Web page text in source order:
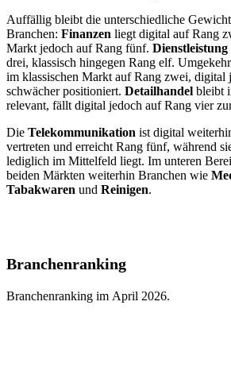
Auffällig bleibt die unterschiedliche
Branchen: Finanzen liegt digital auf Rang
Markt jedoch auf Rang fünf. Dienstleistung
drei, klassisch hingegen Rang elf.
im klassischen Markt auf Rang zwei, digital
schwächer positioniert. Detailhandel bleibt
relevant, fällt digital jedoch auf Rang vier
Die Telekommunikation ist digital
vertreten und erreicht Rang fünf, während
lediglich im Mittelfeld liegt. Im unteren
beiden Märkten weiterhin Branchen wie
Tabakwaren und Reinigen.
Branchenranking
Branchenranking im April 2026.